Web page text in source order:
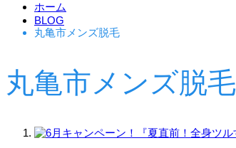
ホーム
BLOG
丸亀市メンズ脱毛
丸亀市メンズ脱毛